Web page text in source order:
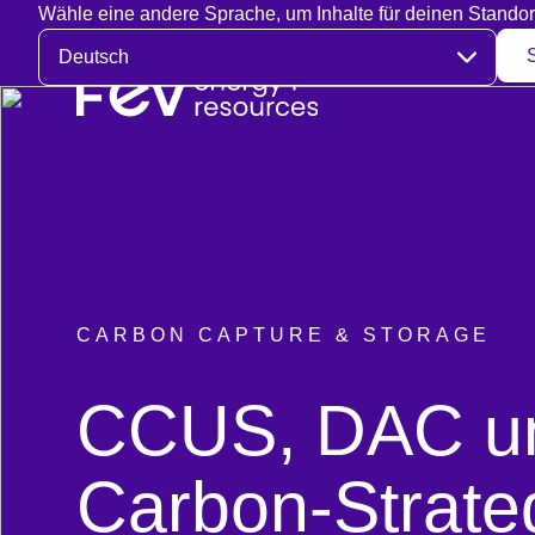
Wähle eine andere Sprache, um Inhalte für deinen
Sprache auswählen
CARBON CAPTURE & STORAGE
:
CCUS, DAC
Carbon-